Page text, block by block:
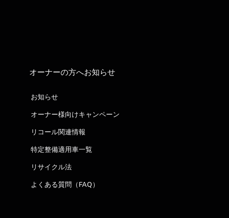
オーナーの方へお知らせ
お知らせ
オーナー様向けキャンペーン
リコール関連情報
特定整備適用車一覧
リサイクル法
よくある質問（FAQ）